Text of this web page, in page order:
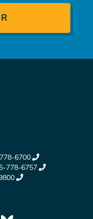
6700
778-6757